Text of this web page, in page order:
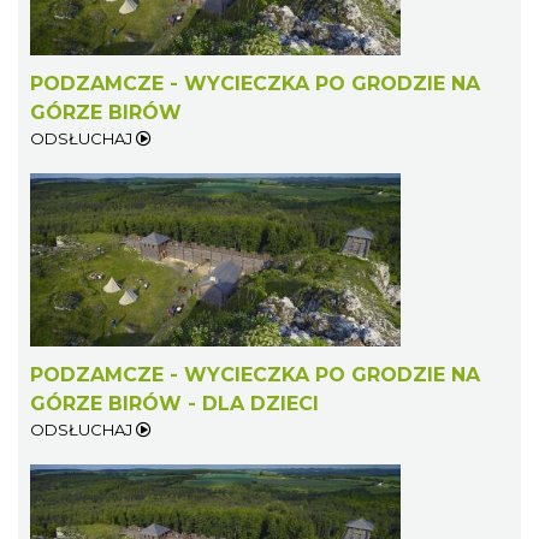
2026-08-08
15.13 km
Rabsztyn
15.13 km
Rabsztyn
2026-08-22
15.13 km
PODZAMCZE - WYCIECZKA PO GRODZIE NA
GÓRZE BIRÓW
ODSŁUCHAJ
PODZAMCZE - WYCIECZKA PO GRODZIE NA
GÓRZE BIRÓW - DLA DZIECI
ODSŁUCHAJ